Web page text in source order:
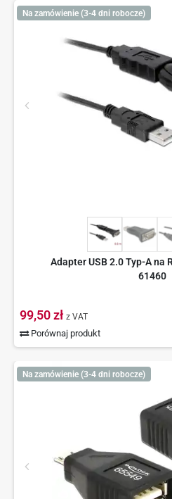
Na zamówienie (3-4 dni robocze)
Adapter USB 2.0 Typ-A na
61460
99,50 zł z VAT
Porównaj produkt
Na zamówienie (3-4 dni robocze)